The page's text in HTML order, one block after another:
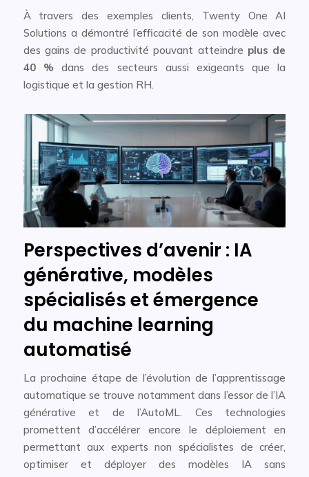
À travers des exemples clients, Twenty One AI
Solutions a démontré l’efficacité de son modèle avec
des gains de productivité pouvant atteindre plus de
40 % dans des secteurs aussi exigeants que la
logistique et la gestion RH.
Perspectives d’avenir : IA
générative, modèles
spécialisés et émergence
du machine learning
automatisé
La prochaine étape de l’évolution de l’apprentissage
automatique se trouve notamment dans l’essor de l’IA
générative et de l’AutoML. Ces technologies
promettent d’accélérer encore le déploiement en
permettant aux experts non spécialistes de créer,
optimiser et déployer des modèles IA sans